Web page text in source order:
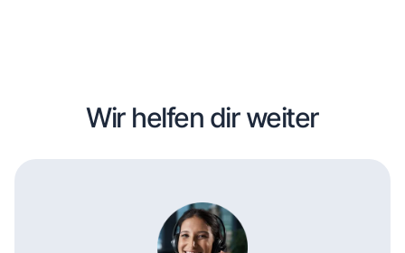
Wir helfen dir weiter